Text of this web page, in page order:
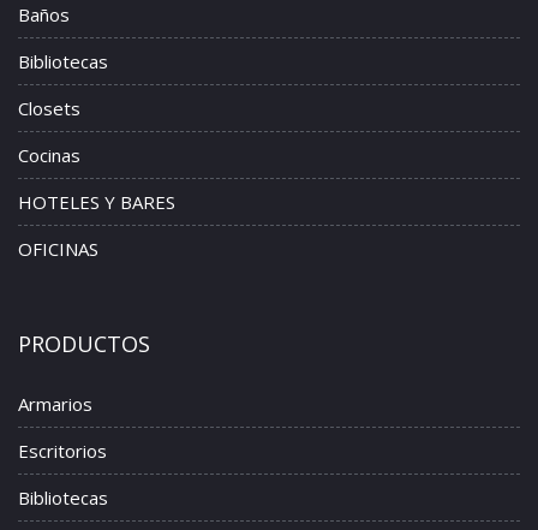
Baños
Bibliotecas
Closets
Cocinas
HOTELES Y BARES
OFICINAS
PRODUCTOS
Armarios
Escritorios
Bibliotecas